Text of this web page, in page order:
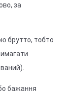
за
брутто, тобто
бажання